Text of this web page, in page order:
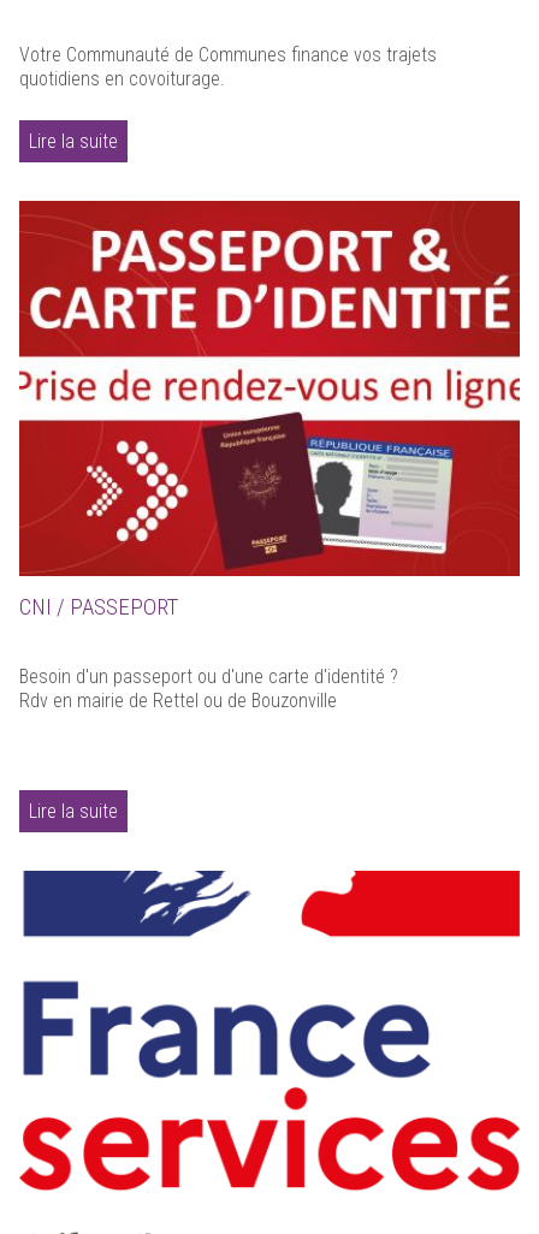
Votre Communauté de Communes finance vos trajets
quotidiens en covoiturage.
Lire la suite
CNI / PASSEPORT
Besoin d'un passeport ou d'une carte d'identité ?
Rdv en mairie de Rettel ou de Bouzonville
Lire la suite